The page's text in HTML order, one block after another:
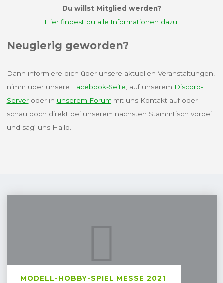
Du willst Mitglied werden?
Hier findest du alle Informationen dazu.
Neugierig geworden?
Dann informiere dich über unsere aktuellen Veranstaltungen,
nimm über unsere Facebook-Seite, auf unserem Discord-
Serveroder in unserem Forum mit uns Kontakt auf oder
schau doch direkt bei unserem nächsten Stammtisch vorbei
und sag‘ uns Hallo.
MODELL-HOBBY-SPIEL MESSE 2021